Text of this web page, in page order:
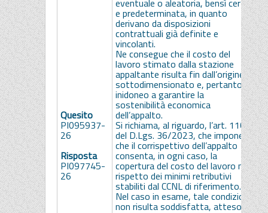
Quesito
PI095937-
26
Risposta
PI097745-
26
eventuale o aleatoria, bensì certa
e predeterminata, in quanto
derivano da disposizioni
contrattuali già definite e
vincolanti.
Ne consegue che il costo del
lavoro stimato dalla stazione
appaltante risulta fin dall’origine
sottodimensionato e, pertanto,
inidoneo a garantire la
sostenibilità economica
dell’appalto.
Si richiama, al riguardo, l’art. 110
del D.Lgs. 36/2023, che impone
che il corrispettivo dell’appalto
consenta, in ogni caso, la
copertura del costo del lavoro nel
rispetto dei minimi retributivi
stabiliti dal CCNL di riferimento.
Nel caso in esame, tale condizione
non risulta soddisfatta, atteso